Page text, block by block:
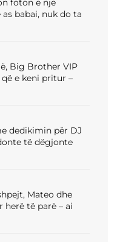
foton e një
babai, nuk do ta
Big Brother VIP
e keni pritur –
dedikimin për DJ
të dëgjonte
Mateo dhe
herë të parë – ai